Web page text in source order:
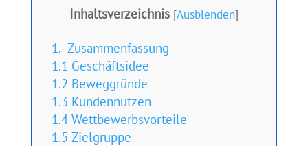
Inhaltsverzeichnis [Ausblenden]
1. Zusammenfassung
1.1 Geschäftsidee
1.2 Beweggründe
1.3 Kundennutzen
1.4 Wettbewerbsvorteile
1.5 Zielgruppe